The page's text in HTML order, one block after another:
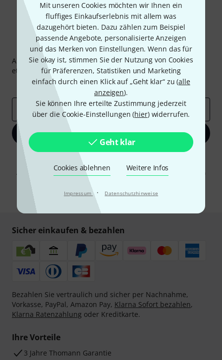
Mit unseren Cookies möchten wir Ihnen ein
fluffiges Einkaufserlebnis mit allem was
dazugehört bieten. Dazu zählen zum Beispiel
passende Angebote, personalisierte Anzeigen
und das Merken von Einstellungen. Wenn das für
Sie okay ist, stimmen Sie der Nutzung von Cookies
für Präferenzen, Statistiken und Marketing
einfach durch einen Klick auf „Geht klar“ zu (alle
anzeigen).
Sie können Ihre erteilte Zustimmung jederzeit
über die Cookie-Einstellungen (hier) widerrufen.
Geht klar
Cookies ablehnen Weitere Infos
Impressum · Datenschutzhinweise
Thomann Newsletter
Abonniere den Thomann Newsletter und gewinne mit
etwas Glück einen von50 Gutscheinenüber jeweils
Inspirierende Beiträge
Deals Thomann Insights
E-Mail-Adresse*
Jetzt anmelden
Mit Klick auf „Jetzt anmelden“ stimmen Sie dem Erhalt von E-Mail-
Werbung und einer Messung des E-Mail-Nutzungsverhaltens zu. Die
Abmeldung ist jederzeit möglich. Weitere Informationen finden Sie in
unseren
* Pflichtfeld
Sicher einkaufen & bezahlen
Bezahlen Sie vertraulich und sicher per Nachnahme,
Vorkasse, PayPal, Amazon Pay, Klarna Sofort bezahlen,
Klarna Ratenzahlung oder Kreditkarte.
Ihre Vorteile
3 Jahre Thomann Garantie